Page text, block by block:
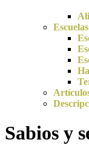
Sabios y